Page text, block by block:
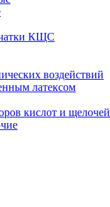
КЩС
воздействий
латексом
кислот и щелочей